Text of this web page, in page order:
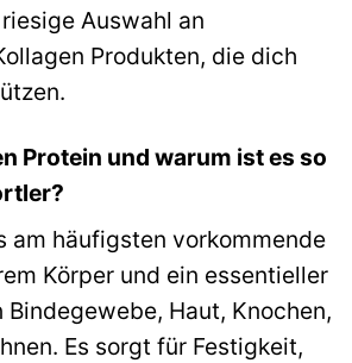
Auswahl an
Produkten, die dich
Protein und warum ist es so
am häufigsten vorkommende
Körper und ein essentieller
Haut, Knochen,
Es sorgt für Festigkeit,